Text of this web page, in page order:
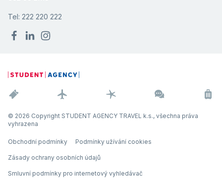
Tel: 222 220 222
© 2026 Copyright STUDENT AGENCY TRAVEL k.s., všechna práva
vyhrazena
Obchodní podmínky Podmínky užívání cookies
Zásady ochrany osobních údajů
Smluvní podmínky pro internetový vyhledávač